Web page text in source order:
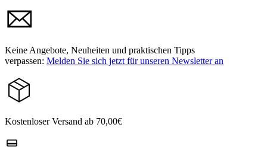
Keine Angebote, Neuheiten und praktischen Tipps
verpassen: Melden Sie sich jetzt für unseren Newsletter an
Kostenloser Versand ab 70,00€